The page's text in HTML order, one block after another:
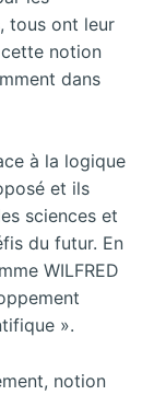
tous ont leur
notion
dans
à la logique
et ils
sciences et
du futur. En
WILFRED
».
notion